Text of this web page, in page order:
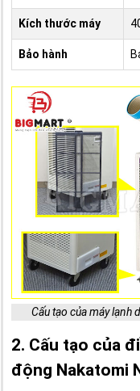
Kích thước máy
Bảo hành
Cấu tạo của máy lạnh
2. Cấu tạo của
động Nakatomi